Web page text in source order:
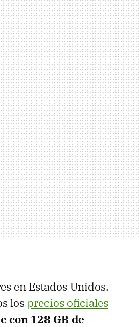
en Estados Unidos.
los precios oficiales
con 128 GB de